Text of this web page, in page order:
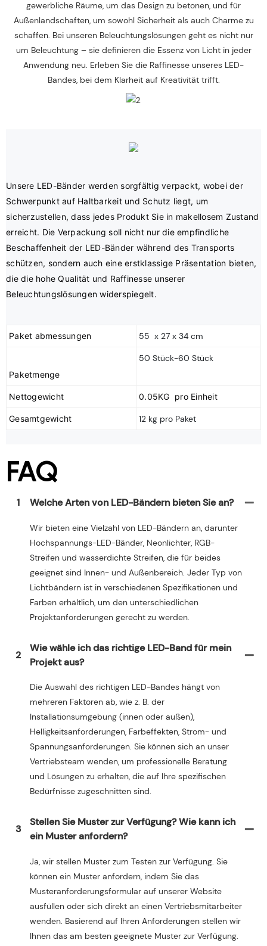
gewerbliche Räume, um das Design zu betonen, und für
Außenlandschaften, um sowohl Sicherheit als auch Charme zu
schaffen. Bei unseren Beleuchtungslösungen geht es nicht nur
um Beleuchtung – sie definieren die Essenz von Licht in jeder
Anwendung neu. Erleben Sie die Raffinesse unseres LED-
Bandes, bei dem Klarheit auf Kreativität trifft.
Unsere LED-Bänder werden sorgfältig verpackt, wobei der
Schwerpunkt auf Haltbarkeit und Schutz liegt, um
sicherzustellen, dass jedes Produkt Sie in makellosem Zustand
erreicht. Die Verpackung soll nicht nur die empfindliche
Beschaffenheit der LED-Bänder während des Transports
schützen, sondern auch eine erstklassige Präsentation bieten,
die die hohe Qualität und Raffinesse unserer
Paket abmessungen 55 x 27 x 34 cm
50 Stück-60 Stück
Nettogewicht 0.05KG pro Einheit
Gesamtgewicht 12 kg pro Paket
FAQ
1 Welche Arten von LED-Bändern bieten Sie an?
Wir bieten eine Vielzahl von LED-Bändern an, darunter
Hochspannungs-LED-Bänder, Neonlichter, RGB-
Streifen und wasserdichte Streifen, die für beides
geeignet sind Innen- und Außenbereich. Jeder Typ von
Lichtbändern ist in verschiedenen Spezifikationen und
Farben erhältlich, um den unterschiedlichen
Projektanforderungen gerecht zu werden.
2
Wie wähle ich das richtige LED-Band für mein
Projekt aus?
Die Auswahl des richtigen LED-Bandes hängt von
mehreren Faktoren ab, wie z. B. der
Installationsumgebung (innen oder außen),
Helligkeitsanforderungen, Farbeffekten, Strom- und
Spannungsanforderungen. Sie können sich an unser
Vertriebsteam wenden, um professionelle Beratung
und Lösungen zu erhalten, die auf Ihre spezifischen
Bedürfnisse zugeschnitten sind.
3
Stellen Sie Muster zur Verfügung? Wie kann ich
ein Muster anfordern?
Ja, wir stellen Muster zum Testen zur Verfügung. Sie
können ein Muster anfordern, indem Sie das
Musteranforderungsformular auf unserer Website
ausfüllen oder sich direkt an einen Vertriebsmitarbeiter
wenden. Basierend auf Ihren Anforderungen stellen wir
Ihnen das am besten geeignete Muster zur Verfügung.